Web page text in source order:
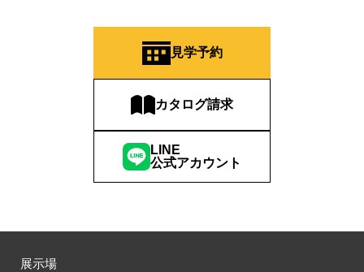
見学予約
カタログ請求
LINE
公式アカウント
展示場